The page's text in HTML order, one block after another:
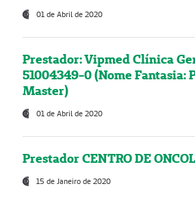
01 de Abril de 2020
Prestador: Vipmed Clínica
51004349-0 (Nome Fantasia:
Master)
01 de Abril de 2020
Prestador CENTRO DE
15 de Janeiro de 2020